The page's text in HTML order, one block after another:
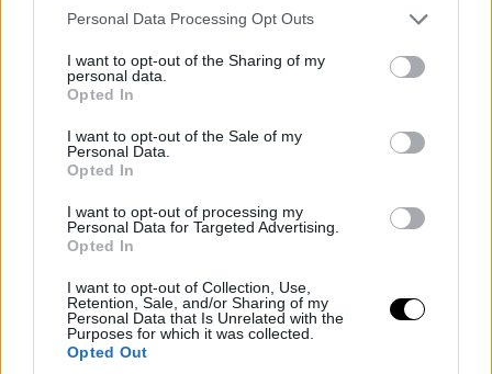
Please note that this website/app uses one or more Google
not limited to your visit or usage behaviour. You may click to
grant or deny consent to Google and its third-party tags to
use your data for below specified purposes in below Google
consent section.
Personal Data Processing Opt Outs
I want to opt-out of the Sharing of my
personal data.
Opted In
I want to opt-out of the Sale of my
Personal Data.
Opted In
I want to opt-out of processing my
Personal Data for Targeted Advertising.
Opted In
I want to opt-out of Collection, Use,
Retention, Sale, and/or Sharing of my
Personal Data that Is Unrelated with the
Purposes for which it was collected.
Opted Out